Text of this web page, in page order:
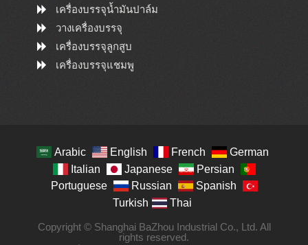
เครื่องบรรจุน้ำมันปาล์ม
วางเครื่องบรรจุ
เครื่องบรรจุลูกสูบ
เครื่องบรรจุแชมพู
Arabic English French
German
Italian
Japanese
Persian
Portuguese
Russian
Spanish
Turkish
Thai
Copyright © Shanghai BaZhou Industrial Co., Ltd. All
rights reserved.